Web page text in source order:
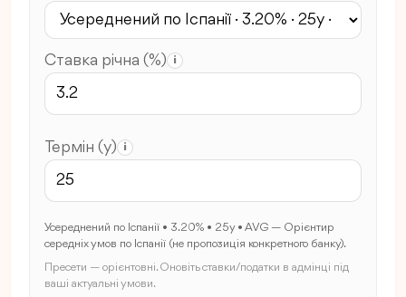
Ставка річна (%) i
Термін (y) i
Усереднений по Іспанії • 3.20% • 25y • AVG — Орієнтир
середніх умов по Іспанії (не пропозиція конкретного банку).
Пресети — орієнтовні. Оновіть ставки/податки в адмінці під
ваші актуальні умови.